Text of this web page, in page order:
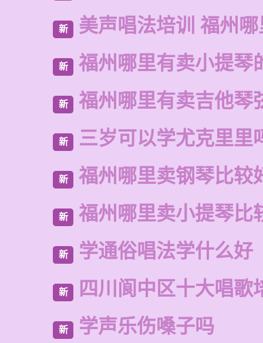
新 美声唱法培训 福州
新 福州哪里有卖小提琴
新 福州哪里有卖吉他琴
新 三岁可以学尤克里里
新 福州哪里卖钢琴比较
新 福州哪里卖小提琴比
新 学通俗唱法学什么好
新 四川阆中区十大唱歌
新 学声乐伤嗓子吗